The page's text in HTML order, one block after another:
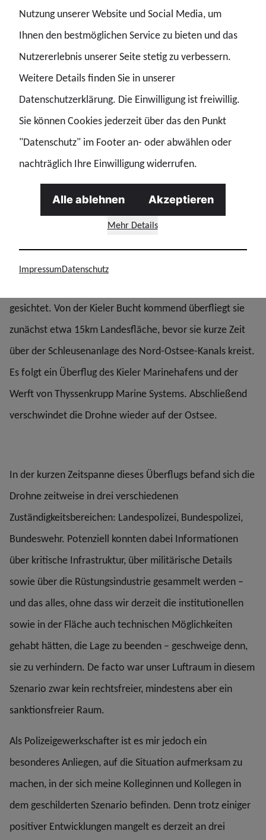
Drohnen als polizeiliche Einsatzmittel bergen enormes
Potenzial. Wir können komplexe Lagen besser im Blick
behalten, Such- und Rettungsaktionen deutlich effektiver
gestalten und sogar Verkehrsunfälle detaillierter und mit
geringerem Arbeitsaufwand aufnehmen.
Kaum ein anderes Bedrohungsszenario betrifft und
beschäftigt beinahe zeitgleich so viele Beteiligte wie ein
Drohnenüberflug unbekannten Ursprungs. Lassen Sie
welches exemplarisch für Lagen steht, mit denen unsere
Kolleginnen und Kollegen derzeit fast täglich konfrontiert
gesichtet. Von der Kieler Bucht kommend überfliegt sie
zunächst etwa 15km Landesfläche, bevor sie kurze Zeit
über der Schleusenanlage des Nord-Ostsee-Kanals kreist.
Es folgt ein Überflug des Kieler Marinehafens und der
Werft von Thyssenkrupp Marine Systems. Abschließend
verschwindet die Drohne wieder auf der Ostsee.
In der kurzen Zeitspanne dieses Überflugs befand sich die
Drohne zeitweise in drei verschiedenen
Zuständigkeitsbereichen: Landespolizei, Bundespolizei,
Bundeswehr. Potenziell konnten dabei Informationen
über kritische Infrastruktur, über militärische Details
sowie über die Rüstungsindustrie gesammelt werden –
und das alles, ohne dass wir derzeit die institutionellen
sowie in der Fläche auch technischen Möglichkeiten
gehabt hätten, die Lage zu beenden – geschweige denn,
sie zu verhindern. De facto war unser Luftraum in diesem
Szenario zwar kein rechtsfreier, mindestens aber ein
sanktionsfreier Raum.
Als Polizeigewerkschafter ist es mir jedoch ein
besonderes Anliegen, auf die Situation aufmerksam zu
machen, in der sich meine Kolleginnen und Kollegen in
dem geschilderten Szenario befinden. Denn trotz einiger
positiver Entwicklungen mangelt es derzeit an drei
Nutzung unserer Website und Social Media, um
Ihnen den bestmöglichen Service zu bieten und das
Nutzererlebnis unserer Seite stetig zu verbessern.
Weitere Details finden Sie in unserer
Datenschutzerklärung. Die Einwilligung ist freiwillig.
Sie können Cookies jederzeit über das den Punkt
"Datenschutz" im Footer an- oder abwählen oder
nachträglich Ihre Einwilligung widerrufen.
Mehr Details
Alle ablehnen Akzeptieren
ImpressumDatenschutz